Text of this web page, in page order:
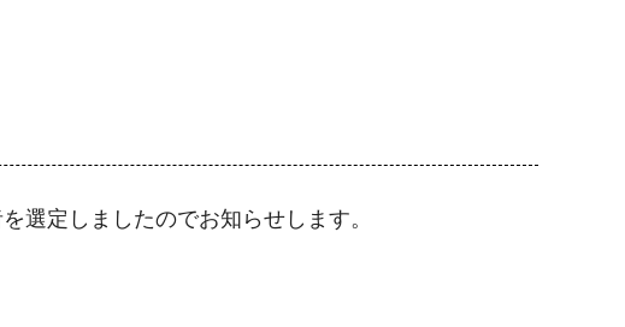
選定しましたのでお知らせします。